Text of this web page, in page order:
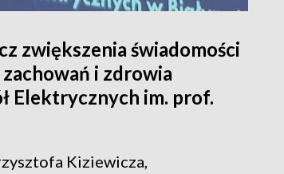
zwiększenia świadomości
i zdrowia
Elektrycznych im. prof.
Kiziewicza,